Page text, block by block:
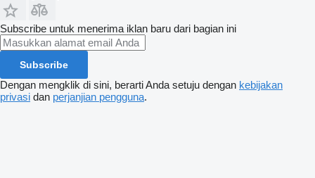
Subscribe untuk menerima iklan baru dari bagian ini
Subscribe
Dengan mengklik di sini, berarti Anda setuju dengan kebijakan
privasi dan perjanjian pengguna.